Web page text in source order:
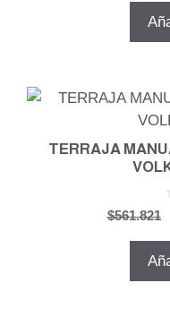
TERRAJA
$561.821